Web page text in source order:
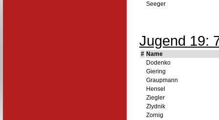
Seeger
Jugend 19:
# Name
Dodenko
Giering
Graupmann
Hensel
Ziegler
Zlydnik
Zornig